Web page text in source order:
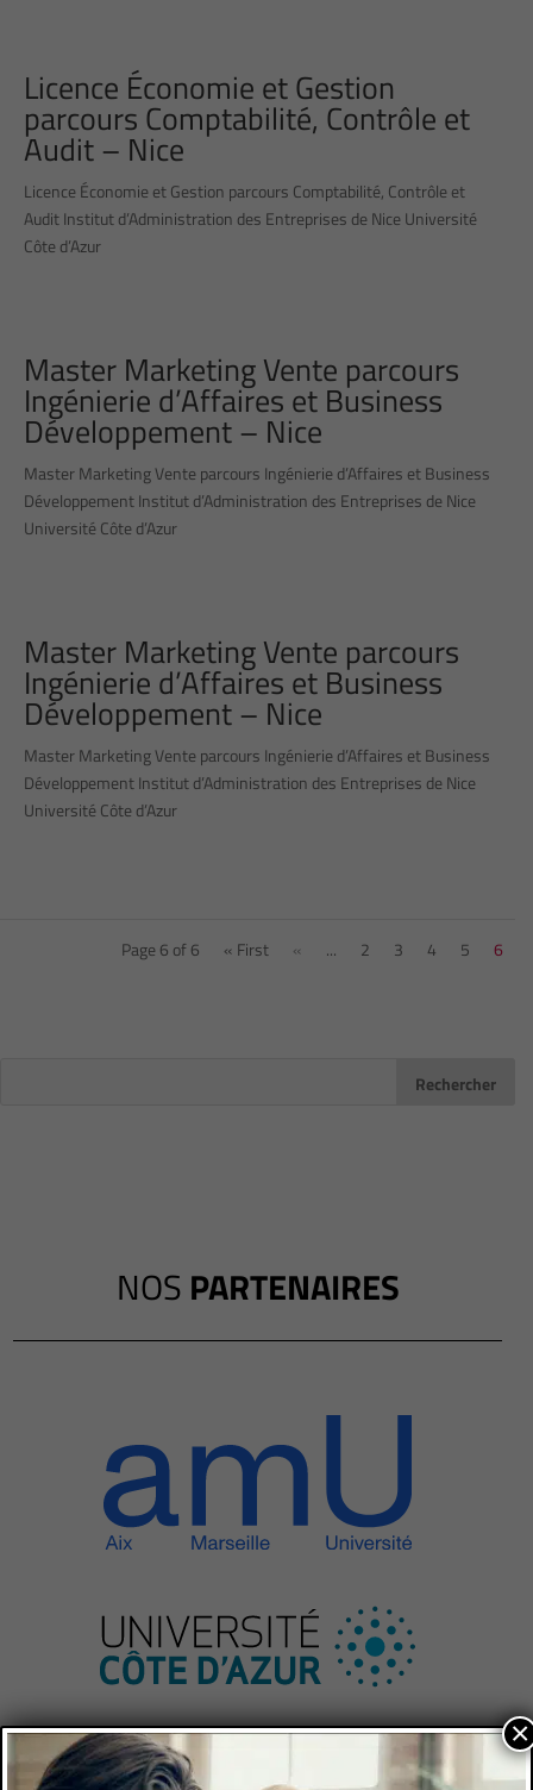
Licence Économie et Gestion
parcours Comptabilité, Contrôle et
Audit – Nice
Licence Économie et Gestion parcours Comptabilité, Contrôle et
Audit Institut d’Administration des Entreprises de Nice Université
Côte d’Azur
Master Marketing Vente parcours
Ingénierie d’Affaires et Business
Développement – Nice
Master Marketing Vente parcours Ingénierie d’Affaires et Business
Développement Institut d’Administration des Entreprises de Nice
Université Côte d’Azur
Master Marketing Vente parcours
Ingénierie d’Affaires et Business
Développement – Nice
Master Marketing Vente parcours Ingénierie d’Affaires et Business
Développement Institut d’Administration des Entreprises de Nice
Université Côte d’Azur
Page 6 of 6 « First « ... 2 3 4 5 6
NOS PARTENAIRES
×